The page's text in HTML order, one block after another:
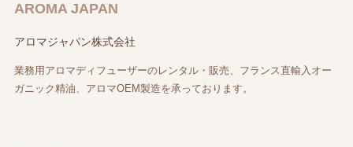
AROMA JAPAN
アロマジャパン株式会社
業務用アロマディフューザーのレンタル・販売、フランス直輸入オー
ガニック精油、アロマOEM製造を承っております。